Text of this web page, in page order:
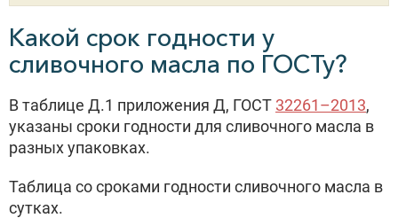
Какой срок годности у
сливочного масла по ГОСТу?
В таблице Д.1 приложения Д, ГОСТ 32261–2013,
указаны сроки годности для сливочного масла в
разных упаковках.
Таблица со сроками годности сливочного масла в
сутках.